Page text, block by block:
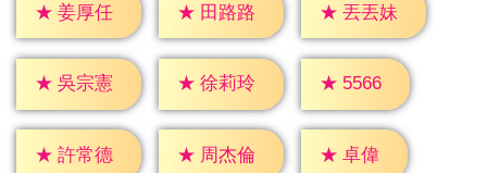
★ 姜厚任 ★ 田路路 ★ 丟丟妹
★ 吳宗憲 ★ 徐莉玲 ★ 5566
★ 許常德 ★ 周杰倫 ★ 卓偉